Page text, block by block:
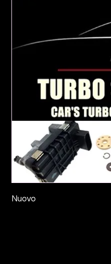
Nuovo